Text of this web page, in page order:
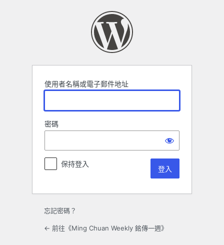
使用者名稱或電子郵件地址
密碼
保持登入
忘記密碼？
← 前往《Ming Chuan Weekly 銘傳一週》